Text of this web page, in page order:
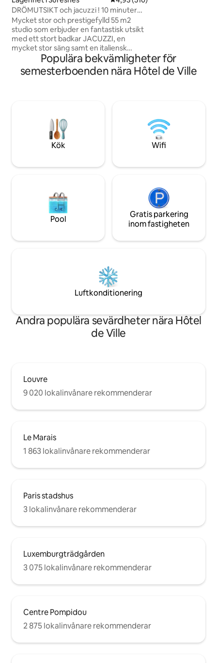
DRÖMUTSIKT och jacuzzi ! 10 minuter
från centrala PARIS!
Mycket stor och prestigefylld 55 m2
studio som erbjuder en fantastisk utsikt
med ett stort badkar JACUZZI, en
mycket stor säng samt en italiensk
dusch. Beläget i ett lugnt och säkert
område 10 minuter från den berömda
Avenue des Champs Elysées (centrum
hjärtform på sängen (en Happy
Birthday-skylt kan läggas till) och för 175
€ levereras det med en bra flaska
champagne och jordgubbar! 🌹🥂🍓
Populära bekvämligheter för
semesterboenden nära Hôtel de Ville
Kök Wifi
Pool
Gratis parkering
inom fastigheten
Luftkonditionering
Andra populära sevärdheter nära Hôtel
de Ville
Louvre
9 020 lokalinvånare rekommenderar
Le Marais
1 863 lokalinvånare rekommenderar
Paris stadshus
3 lokalinvånare rekommenderar
Luxemburgträdgården
3 075 lokalinvånare rekommenderar
Centre Pompidou
2 875 lokalinvånare rekommenderar